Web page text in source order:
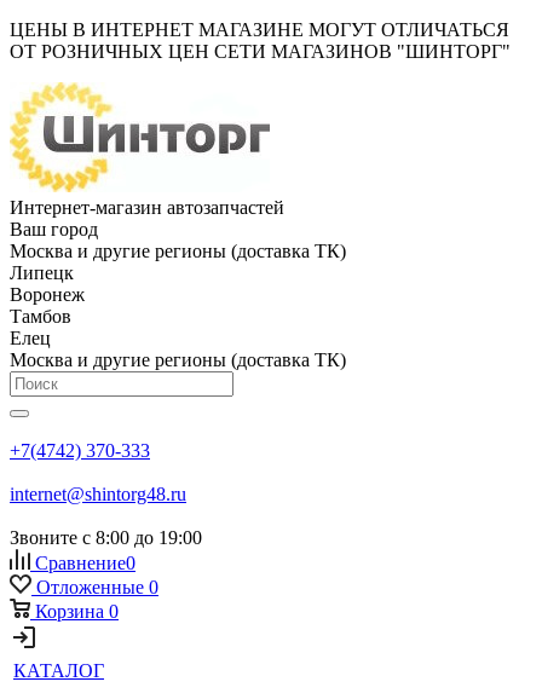
ЦЕНЫ В ИНТЕРНЕТ МАГАЗИНЕ МОГУТ ОТЛИЧАТЬСЯ
ОТ РОЗНИЧНЫХ ЦЕН СЕТИ МАГАЗИНОВ "ШИНТОРГ"
Интернет-магазин автозапчастей
Ваш город
Москва и другие регионы (доставка ТК)
Липецк
Воронеж
Тамбов
Елец
Москва и другие регионы (доставка ТК)
+7(4742) 370-333
internet@shintorg48.ru
Звоните с 8:00 до 19:00
Сравнение0
Отложенные 0
Корзина 0
КАТАЛОГ